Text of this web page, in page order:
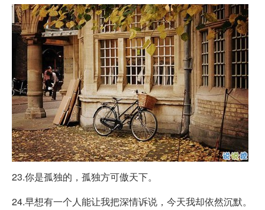
23.你是孤独的，孤独方可傲天下。
24.早想有一个人能让我把深情诉说，今天我却依然沉默。